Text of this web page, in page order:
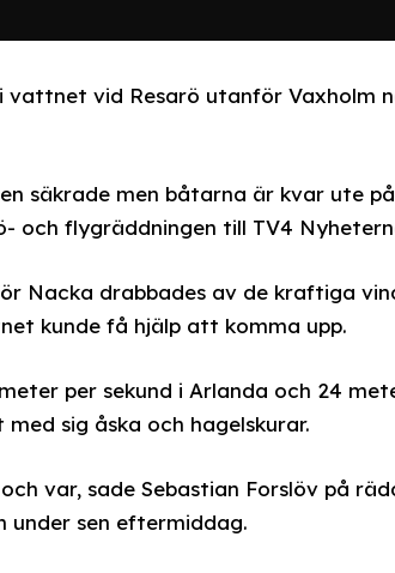
i vattnet vid Resarö utanför Vaxholm
säkrade men båtarna är kvar ute
och flygräddningen till TV4
Nacka drabbades av de kraftiga
kunde få hjälp att komma upp.
per sekund i Arlanda och 24
sig åska och hagelskurar.
var, sade Sebastian Forslöv på
under sen eftermiddag.